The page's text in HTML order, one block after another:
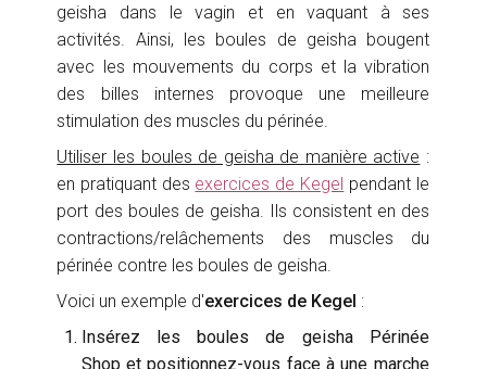
geisha dans le vagin et en vaquant à ses
activités. Ainsi, les boules de geisha bougent
avec les mouvements du corps et la vibration
des billes internes provoque une meilleure
stimulation des muscles du périnée.
Utiliser les boules de geisha de manière active :
en pratiquant des exercices de Kegel pendant le
port des boules de geisha. Ils consistent en des
contractions/relâchements des muscles du
périnée contre les boules de geisha.
Voici un exemple d'exercices de Kegel :
Insérez les boules de geisha Périnée
Shop et positionnez-vous face à une marche